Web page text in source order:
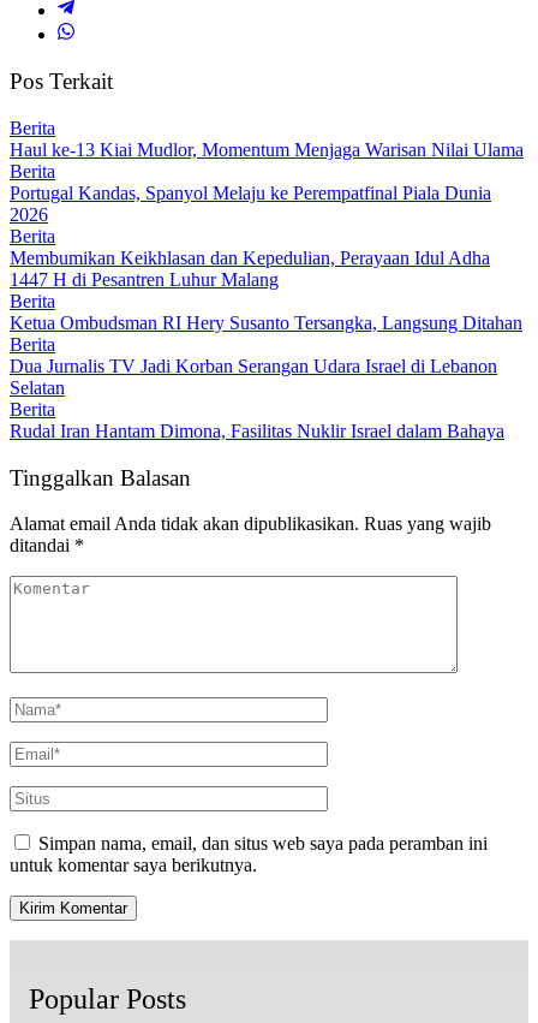
Pos Terkait
Berita
Haul ke-13 Kiai Mudlor, Momentum Menjaga Warisan Nilai Ulama
Berita
Portugal Kandas, Spanyol Melaju ke Perempatfinal Piala Dunia
2026
Berita
Membumikan Keikhlasan dan Kepedulian, Perayaan Idul Adha
1447 H di Pesantren Luhur Malang
Berita
Ketua Ombudsman RI Hery Susanto Tersangka, Langsung Ditahan
Berita
Dua Jurnalis TV Jadi Korban Serangan Udara Israel di Lebanon
Selatan
Berita
Rudal Iran Hantam Dimona, Fasilitas Nuklir Israel dalam Bahaya
Tinggalkan Balasan
Alamat email Anda tidak akan dipublikasikan. Ruas yang wajib
ditandai *
Simpan nama, email, dan situs web saya pada peramban ini
untuk komentar saya berikutnya.
Popular Posts